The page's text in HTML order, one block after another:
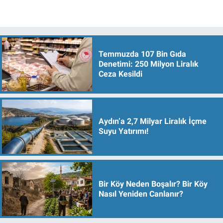
Temmuzda 107 Bin Gıda
Denetimi: 250 Milyon Liralık
Ceza Kesildi
Aydın’a 2,7 Milyar Liralık İçme
Suyu Yatırımı!
Bir Köy Neden Boşalır? Bir Köy
Nasıl Yeniden Canlanır?